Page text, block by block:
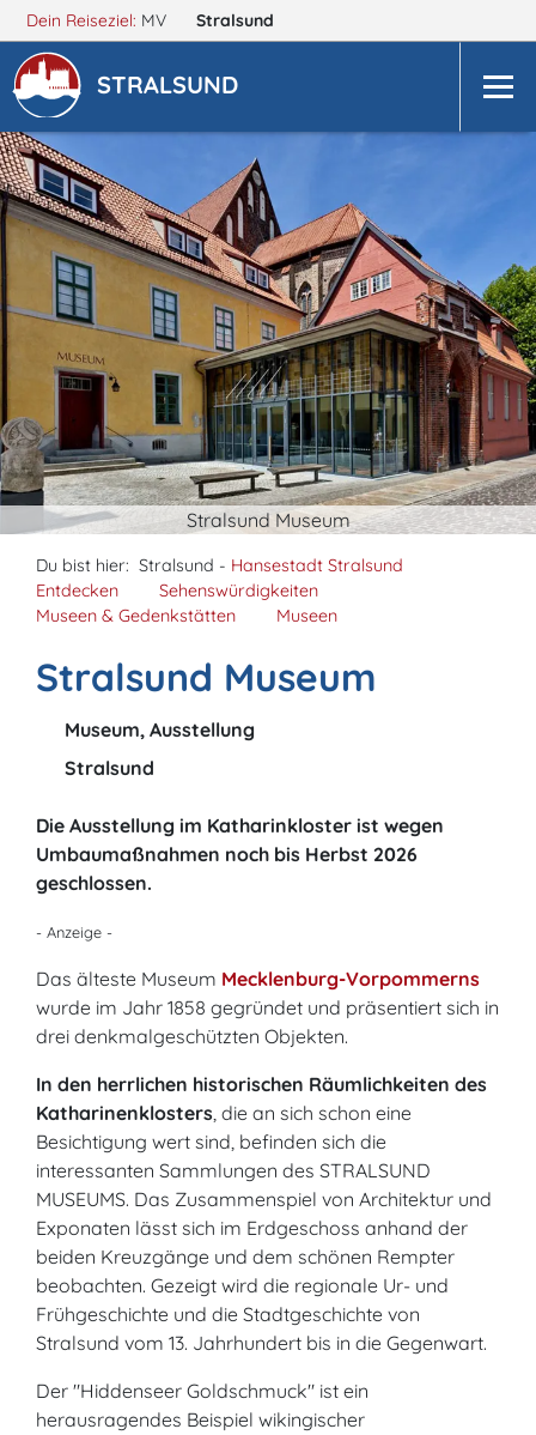
Dein Reiseziel: MV Stralsund
STRALSUND
Stralsund Museum
Du bist hier: Stralsund - Hansestadt Stralsund
Entdecken
Sehenswürdigkeiten
Museen & Gedenkstätten
Museen
Stralsund Museum
Museum, Ausstellung
Stralsund
Die Ausstellung im Katharinkloster ist wegen
Umbaumaßnahmen noch bis Herbst 2026
geschlossen.
- Anzeige -
Das älteste Museum Mecklenburg-Vorpommerns
wurde im Jahr 1858 gegründet und präsentiert sich in
drei denkmalgeschützten Objekten.
In den herrlichen historischen Räumlichkeiten des
Katharinenklosters, die an sich schon eine
Besichtigung wert sind, befinden sich die
interessanten Sammlungen des STRALSUND
MUSEUMS. Das Zusammenspiel von Architektur und
Exponaten lässt sich im Erdgeschoss anhand der
beiden Kreuzgänge und dem schönen Rempter
beobachten. Gezeigt wird die regionale Ur- und
Frühgeschichte und die Stadtgeschichte von
Stralsund vom 13. Jahrhundert bis in die Gegenwart.
Der "Hiddenseer Goldschmuck" ist ein
herausragendes Beispiel wikingischer